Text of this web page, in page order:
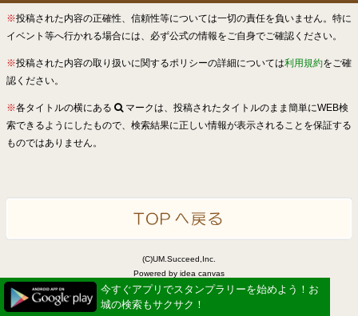
※投稿された内容の正確性、信頼性等については一切の責任を負いません。特に
イベント等へ行かれる場合には、必ず公式の情報をご自身でご確認ください。
※投稿された内容の取り扱いに関するポリシーの詳細については利用規約をご確
認ください。
※各タイトルの横にある
マークは、投稿されたタイトルのまま簡単にWEB検
索できるようにしたもので、検索結果に正しい情報が表示されることを保証する
ものではありません。
(C)UM.Succeed,Inc.
Powered by idea canvas
今すぐアプリでスタンプラリーを始めよう！お
城の検索もサクサク！